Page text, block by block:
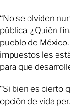
“No se olviden
pública. ¿Quién
pueblo de
impuestos les
para que
“Si bien es cierto
opción de vida